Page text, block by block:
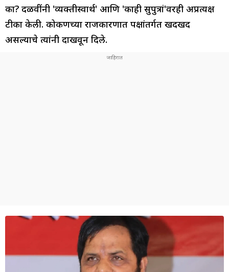
का? दळवींनी 'व्यक्तीस्वार्थ' आणि 'काही सुपुत्रां'वरही अप्रत्यक्ष
टीका केली. कोकणच्या राजकारणात पक्षांतर्गत खदखद
असल्याचे त्यांनी दाखवून दिले.